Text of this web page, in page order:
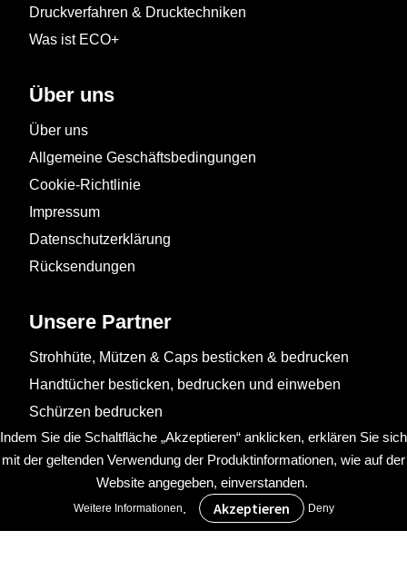
Druckverfahren & Drucktechniken
Was ist ECO+
Über uns
Über uns
Allgemeine Geschäftsbedingungen
Cookie-Richtlinie
Impressum
Datenschutzerklärung
Rücksendungen
Unsere Partner
Strohhüte, Mützen & Caps besticken & bedrucken
Handtücher besticken, bedrucken und einweben
Schürzen bedrucken
Indem Sie die Schaltfläche „Akzeptieren“ anklicken, erklären Sie sich
mit der geltenden Verwendung der Produktinformationen, wie auf der
Website angegeben, einverstanden.
Weitere Informationen. Deny